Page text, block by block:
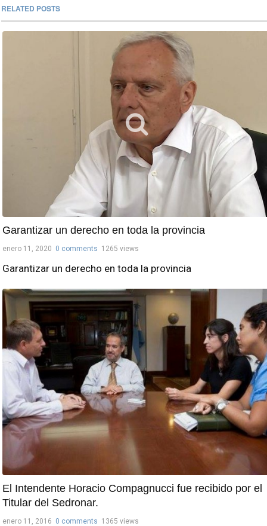
RELATED POSTS
Garantizar un derecho en toda la provincia
enero 11, 2020 0 comments 1265 views
Garantizar un derecho en toda la provincia
El Intendente Horacio Compagnucci fue recibido por el
Titular del Sedronar.
enero 11, 2016 0 comments 1365 views